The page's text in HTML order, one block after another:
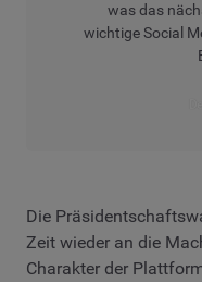
was das
wichtige Social
Die
Zeit wieder an die
Charakter der